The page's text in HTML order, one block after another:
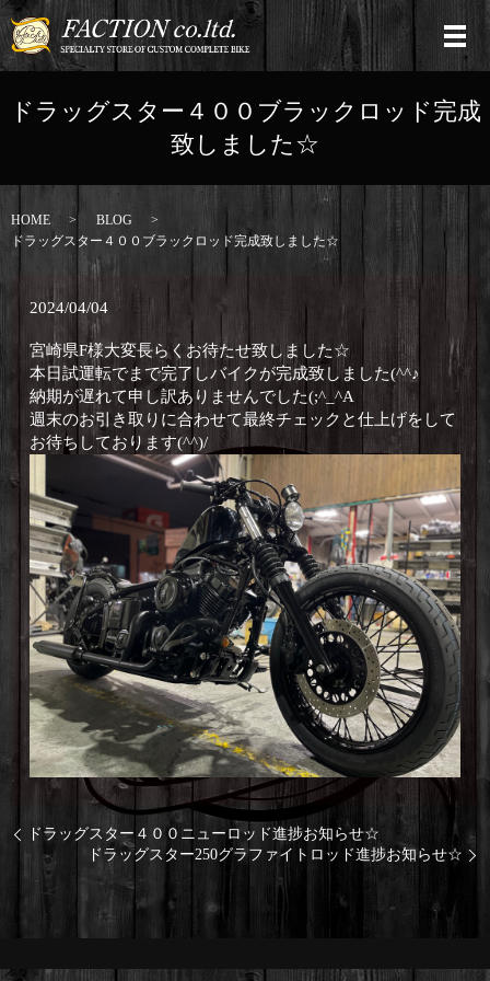
ドラッグスター４００ブラックロッド完成
致しました☆
HOME
BLOG
ドラッグスター４００ブラックロッド完成致しました☆
2024/04/04
宮崎県F様大変長らくお待たせ致しました☆
本日試運転でまで完了しバイクが完成致しました(^^♪
納期が遅れて申し訳ありませんでした(;^_^A
週末のお引き取りに合わせて最終チェックと仕上げをして
お待ちしております(^^)/
ドラッグスター４００ニューロッド進捗お知らせ☆
ドラッグスター250グラファイトロッド進捗お知らせ☆